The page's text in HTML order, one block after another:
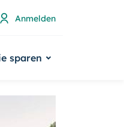
Anmelden
sparen